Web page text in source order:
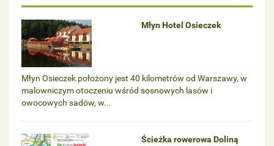
Młyn Hotel Osieczek
Młyn Osieczek położony jest 40 kilometrów od Warszawy, w
malowniczym otoczeniu wśród sosnowych lasów i
owocowych sadów, w...
Ścieżka rowerowa Doliną